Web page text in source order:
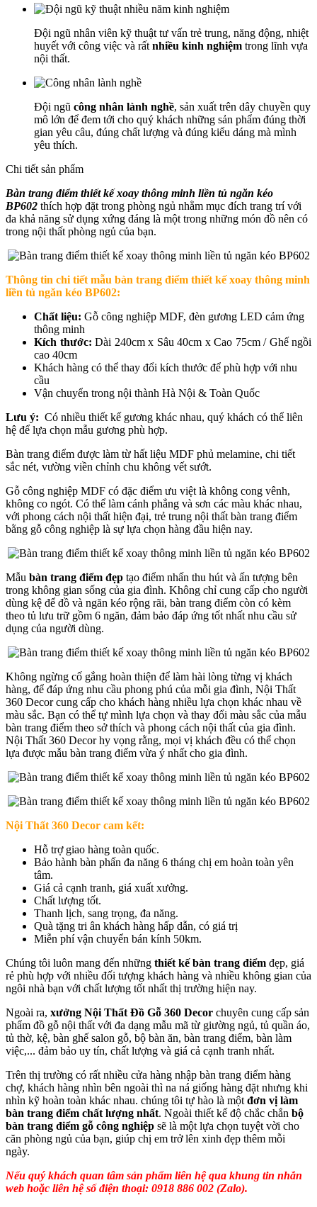
Đội ngũ nhân viên kỹ thuật tư vấn trẻ trung, năng động, nhiệt
huyết với công việc và rất nhiều kinh nghiệm trong lĩnh vựa
nội thất.
Đội ngũ công nhân lành nghề, sản xuất trên dây chuyền quy
mô lớn để đem tới cho quý khách những sản phẩm đúng thời
gian yêu câu, đúng chất lượng và đúng kiểu dáng mà mình
yêu thích.
Chi tiết sản phẩm
Bàn trang điểm thiết kế xoay thông minh liền tủ ngăn kéo
BP602 thích hợp đặt trong phòng ngủ nhằm mục đích trang trí với
đa khả năng sử dụng xứng đáng là một trong những món đồ nên có
trong nội thất phòng ngủ của bạn.
Thông tin chi tiết mẫu bàn trang điểm thiết kế xoay thông minh
liền tủ ngăn kéo BP602:
Chất liệu: Gỗ công nghiệp MDF, đèn gương LED cảm ứng
thông minh
Kích thước: Dài 240cm x Sâu 40cm x Cao 75cm / Ghế ngồi
cao 40cm
Khách hàng có thể thay đổi kích thước để phù hợp với nhu
cầu
Vận chuyển trong nội thành Hà Nội & Toàn Quốc
Lưu ý: Có nhiều thiết kế gương khác nhau, quý khách có thể liên
hệ để lựa chọn mẫu gương phù hợp.
Bàn trang điểm được làm từ hất liệu MDF phủ melamine, chi tiết
sắc nét, vường viền chỉnh chu không vết sướt.
Gỗ công nghiệp MDF có đặc điểm ưu việt là không cong vênh,
không co ngót. Có thể làm cánh phẳng và sơn các màu khác nhau,
với phong cách nội thất hiện đại, trẻ trung nội thất bàn trang điểm
bằng gỗ công nghiệp là sự lựa chọn hàng đầu hiện nay.
Mẫu bàn trang điểm đẹp tạo điểm nhấn thu hút và ấn tượng bên
trong không gian sống của gia đình. Không chỉ cung cấp cho người
dùng kệ để đồ và ngăn kéo rộng rãi, bàn trang điểm còn có kèm
theo tủ lưu trữ gồm 6 ngăn, đảm bảo đáp ứng tốt nhất nhu cầu sử
dụng của người dùng.
Không ngừng cố gắng hoàn thiện để làm hài lòng từng vị khách
hàng, để đáp ứng nhu cầu phong phú của mỗi gia đình, Nội Thất
360 Decor cung cấp cho khách hàng nhiều lựa chọn khác nhau về
màu sắc. Bạn có thể tự mình lựa chọn và thay đổi màu sắc của mẫu
bàn trang điểm theo sở thích và phong cách nội thất của gia đình.
Nội Thất 360 Decor hy vọng rằng, mọi vị khách đều có thể chọn
lựa được mẫu bàn trang điểm vừa ý nhất cho gia đình.
Nội Thất 360 Decor cam kết:
Hỗ trợ giao hàng toàn quốc.
Bảo hành bàn phấn đa năng 6 tháng chị em hoàn toàn yên
tâm.
Giá cả cạnh tranh, giá xuất xưởng.
Chất lượng tốt.
Thanh lịch, sang trọng, đa năng.
Quà tặng tri ân khách hàng hấp dẫn, có giá trị
Miễn phí vận chuyển bán kính 50km.
Chúng tôi luôn mang đến những thiết kế bàn trang điểm đẹp, giá
rẻ phù hợp với nhiều đối tượng khách hàng và nhiều không gian của
ngôi nhà bạn với chất lượng tốt nhất thị trường hiện nay.
Ngoài ra, xưởng Nội Thất Đồ Gỗ 360 Decor chuyên cung cấp sản
phẩm đồ gỗ nội thất với đa dạng mẫu mã từ giường ngủ, tủ quần áo,
tủ thờ, kệ, bàn ghế salon gỗ, bộ bàn ăn, bàn trang điểm, bàn làm
việc,... đảm bảo uy tín, chất lượng và giá cả cạnh tranh nhất.
Trên thị trường có rất nhiều cửa hàng nhập bàn trang điểm hàng
chợ, khách hàng nhìn bên ngoài thì na ná giống hàng đặt nhưng khi
nhìn kỹ hoàn toàn khác nhau. chúng tôi tự hào là một đơn vị làm
bàn trang điểm chất lượng nhất. Ngoài thiết kế độ chắc chắn bộ
bàn trang điểm gỗ công nghiệp sẽ là một lựa chọn tuyệt vời cho
căn phòng ngủ của bạn, giúp chị em trở lên xinh đẹp thêm mỗi
ngày.
Nếu quý khách quan tâm sản phẩm liên hệ qua khung tin nhắn
web hoặc liên hệ số điện thoại: 0918 886 002 (Zalo).